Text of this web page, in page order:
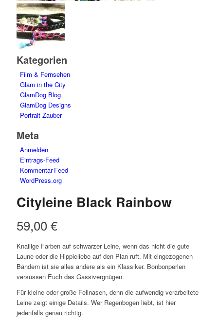
Kategorien
Film & Fernsehen
Glam in the City
GlamDog Blog
GlamDog Designs
Portrait-Zauber
Meta
Anmelden
Eintrags-Feed
Kommentar-Feed
WordPress.org
Cityleine Black Rainbow
59,00€
Knallige Farben auf schwarzer Leine, wenn das nicht die gute
Laune oder die Hippieliebe auf den Plan ruft. Mit eingezogenen
Bändern ist sie alles andere als ein Klassiker. Bonbonperlen
versüssen Euch das Gassivergnügen.
Für kleine oder große Fellnasen, denn die aufwendig verarbeitete
Leine zeigt einige Details. Wer Regenbogen liebt, ist hier
jedenfalls genau richtig.